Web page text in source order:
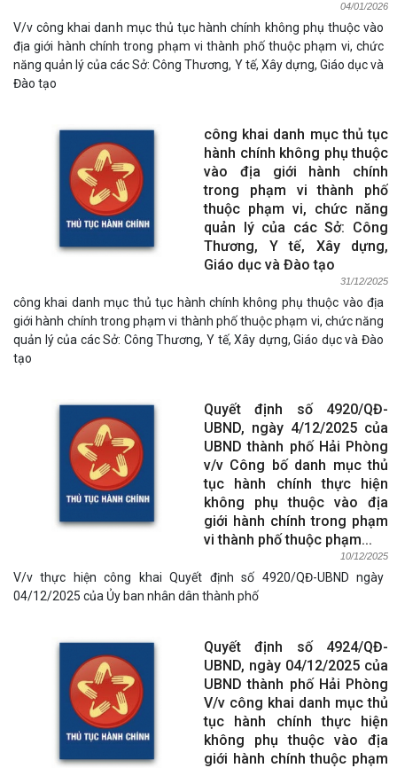
04/01/2026
V/v công khai danh mục thủ tục hành chính không phụ thuộc vào
địa giới hành chính trong phạm vi thành phố thuộc phạm vi, chức
năng quản lý của các Sở: Công Thương, Y tế, Xây dựng, Giáo dục và
Đào tạo
công khai danh mục thủ tục
hành chính không phụ thuộc
vào địa giới hành chính
trong phạm vi thành phố
thuộc phạm vi, chức năng
quản lý của các Sở: Công
Thương, Y tế, Xây dựng,
Giáo dục và Đào tạo
31/12/2025
công khai danh mục thủ tục hành chính không phụ thuộc vào địa
giới hành chính trong phạm vi thành phố thuộc phạm vi, chức năng
quản lý của các Sở: Công Thương, Y tế, Xây dựng, Giáo dục và Đào
tạo
Quyết định số 4920/QĐ-
UBND, ngày 4/12/2025 của
UBND thành phố Hải Phòng
v/v Công bố danh mục thủ
tục hành chính thực hiện
không phụ thuộc vào địa
giới hành chính trong phạm
vi thành phố thuộc phạm...
10/12/2025
V/v thực hiện công khai Quyết định số 4920/QĐ-UBND ngày
04/12/2025 của Ủy ban nhân dân thành phố
Quyết định số 4924/QĐ-
UBND, ngày 04/12/2025 của
UBND thành phố Hải Phòng
V/v công khai danh mục thủ
tục hành chính thực hiện
không phụ thuộc vào địa
giới hành chính thuộc phạm